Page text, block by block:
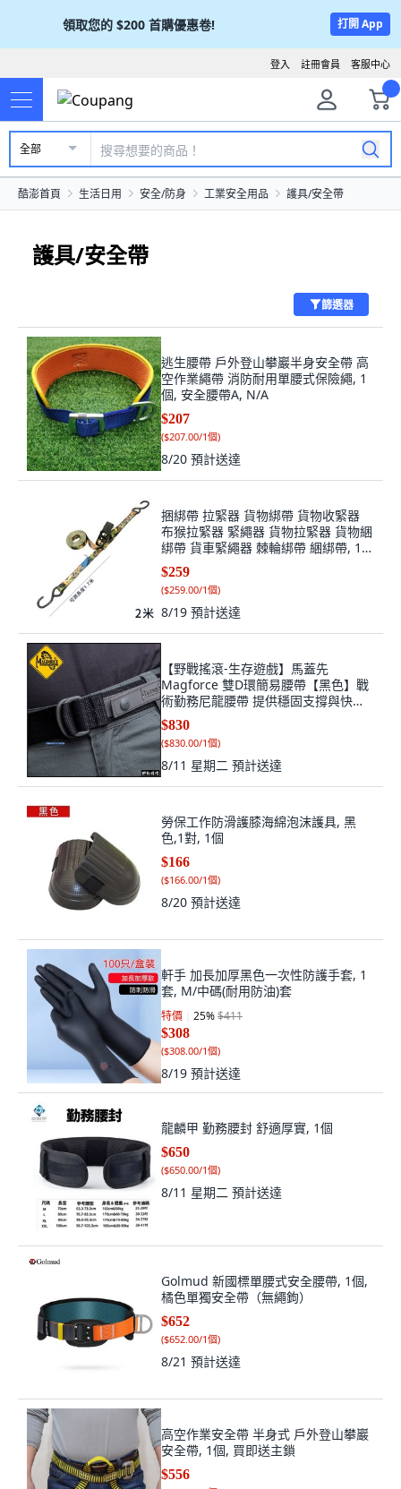
領取您的 $200 首購優惠卷! 打開 App
客服中心
註冊會員
登入
全部
酷澎首頁 生活日用 安全/防身 工業安全用品 護具/安全帶
護具/安全帶
篩選器
逃生腰帶 戶外登山攀巖半身安全帶 高
空作業繩帶 消防耐用單腰式保險繩, 1
個, 安全腰帶A, N/A
$207
($207.00/1個)
8/20 預計送達
捆綁帶 拉緊器 貨物綁帶 貨物收緊器
布猴拉緊器 緊繩器 貨物拉緊器 貨物綑
綁帶 貨車緊繩器 棘輪綁帶 綑綁帶, 1
個, 迷彩25mm寬-2米
$259
($259.00/1個)
8/19 預計送達
【野戰搖滾-生存遊戲】馬蓋先
Magforce 雙D環簡易腰帶【黑色】戰
術勤務尼龍腰帶 提供穩固支撐與快速
穿脫功能, 1個
$830
($830.00/1個)
8/11 星期二 預計送達
勞保工作防滑護膝海綿泡沫護具, 黑
色,1對, 1個
$166
($166.00/1個)
8/20 預計送達
軒手 加長加厚黑色一次性防護手套, 1
套, M/中碼(耐用防油)套
特價 25%$411
$308
($308.00/1個)
8/19 預計送達
龍麟甲 勤務腰封 舒適厚實, 1個
$650
($650.00/1個)
8/11 星期二 預計送達
Golmud 新國標單腰式安全腰帶, 1個,
橘色單獨安全帶（無繩鉤）
$652
($652.00/1個)
8/21 預計送達
高空作業安全帶 半身式 戶外登山攀巖
安全帶, 1個, 買即送主鎖
$556